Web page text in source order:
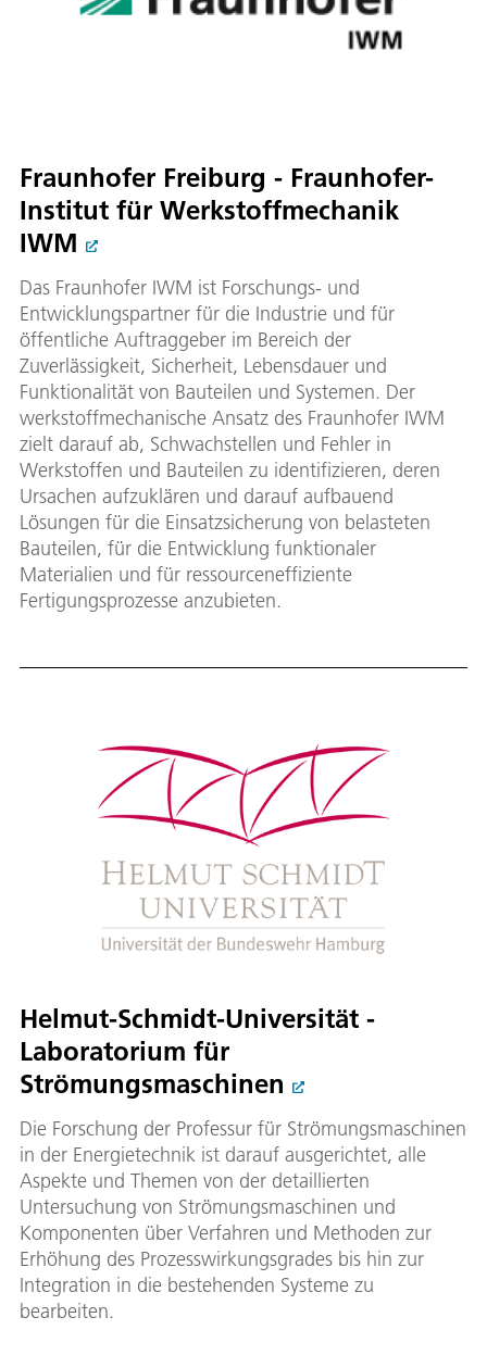
Fraunhofer Freiburg - Fraunhofer-
Institut für Werkstoffmechanik
IWM
Das Fraunhofer IWM ist Forschungs- und
Entwicklungspartner für die Industrie und für
öffentliche Auftraggeber im Bereich der
Zuverlässigkeit, Sicherheit, Lebensdauer und
Funktionalität von Bauteilen und Systemen. Der
werkstoffmechanische Ansatz des Fraunhofer IWM
zielt darauf ab, Schwachstellen und Fehler in
Werkstoffen und Bauteilen zu identifizieren, deren
Ursachen aufzuklären und darauf aufbauend
Lösungen für die Einsatzsicherung von belasteten
Bauteilen, für die Entwicklung funktionaler
Materialien und für ressourceneffiziente
Fertigungsprozesse anzubieten.
Helmut-Schmidt-Universität -
Laboratorium für
Strömungsmaschinen
Die Forschung der Professur für Strömungsmaschinen
in der Energietechnik ist darauf ausgerichtet, alle
Aspekte und Themen von der detaillierten
Untersuchung von Strömungsmaschinen und
Komponenten über Verfahren und Methoden zur
Erhöhung des Prozesswirkungsgrades bis hin zur
Integration in die bestehenden Systeme zu
bearbeiten.